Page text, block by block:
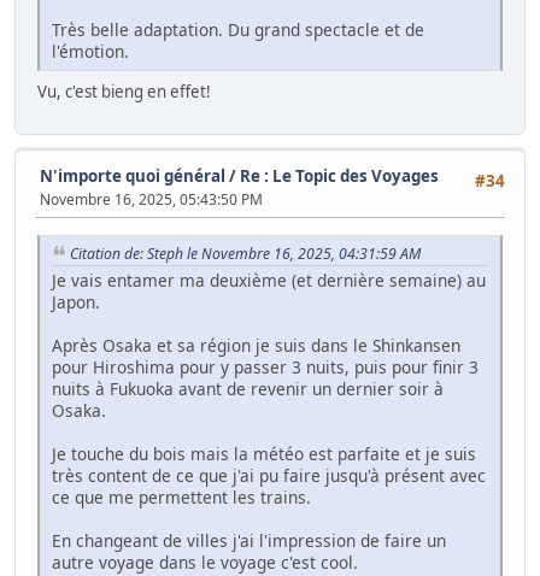
Très belle adaptation. Du grand spectacle et de
l'émotion.
Vu, c'est bieng en effet!
#34
N'importe quoi général / Re : Le Topic des Voyages
Novembre 16, 2025, 05:43:50 PM
Citation de: Steph le Novembre 16, 2025, 04:31:59 AM
Je vais entamer ma deuxième (et dernière semaine) au
Japon.
Après Osaka et sa région je suis dans le Shinkansen
pour Hiroshima pour y passer 3 nuits, puis pour finir 3
nuits à Fukuoka avant de revenir un dernier soir à
Osaka.
Je touche du bois mais la météo est parfaite et je suis
très content de ce que j'ai pu faire jusqu'à présent avec
ce que me permettent les trains.
En changeant de villes j'ai l'impression de faire un
autre voyage dans le voyage c'est cool.